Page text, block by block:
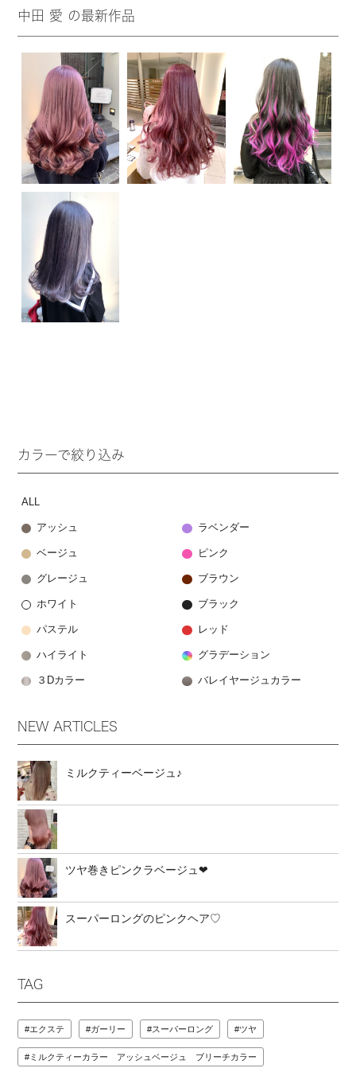
中田 愛 の最新作品
カラーで絞り込み
ALL
アッシュ ラベンダー
ベージュ ピンク
グレージュ ブラウン
ホワイト ブラック
パステル レッド
ハイライト グラデーション
３Dカラー バレイヤージュカラー
NEW ARTICLES
ミルクティーベージュ♪
ツヤ巻きピンクラベージュ❤︎
スーパーロングのピンクヘア♡
TAG
エクステ ガーリー スーパーロング ツヤ
ミルクティーカラー アッシュベージュ ブリーチカラー